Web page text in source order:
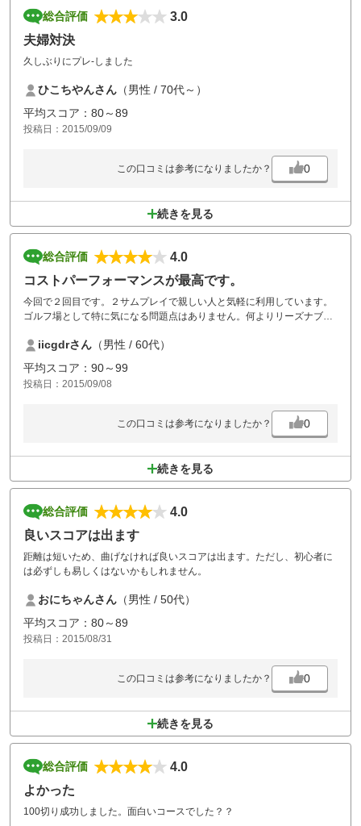
総合評価
3.0
夫婦対決
久しぶりにプレ-しました
ひこちやんさん （男性 / 70代～）
平均スコア：80～89
投稿日：2015/09/09
この口コミは参考になりましたか？ 0
続きを見る
総合評価
4.0
コストパーフォーマンスが最高です。
今回で２回目です。２サムプレイで親しい人と気軽に利用しています。
ゴルフ場として特に気になる問題点はありません。何よりリーズナブル
下ろしには度胸が要りますがそれなりに楽しめます。中級クラスの人は
ホームコースに、初心者は練習の場として良いと思います。
iicgdrさん （男性 / 60代）
平均スコア：90～99
投稿日：2015/09/08
この口コミは参考になりましたか？ 0
続きを見る
総合評価
4.0
良いスコアは出ます
距離は短いため、曲げなければ良いスコアは出ます。ただし、初心者に
は必ずしも易しくはないかもしれません。
おにちゃんさん （男性 / 50代）
平均スコア：80～89
投稿日：2015/08/31
この口コミは参考になりましたか？ 0
続きを見る
総合評価
4.0
よかった
100切り成功しました。面白いコースでした？？